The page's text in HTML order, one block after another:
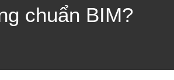
chuẩn BIM?